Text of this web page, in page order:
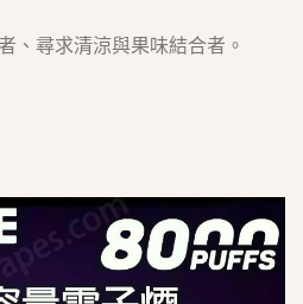
、尋求清涼與果味結合者。